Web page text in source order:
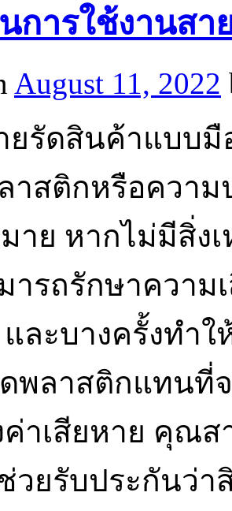
การใช้งานส
August 11, 2022
ยรัดสินค้าแบบ
าสติกหรือควา
าย หากไม่มีสิ่ง
ารถรักษาความ
ละบางครั้งทำ
พลาสติกแทนที่จ
ค่าเสียหาย คุณ
วยรับประกันว่